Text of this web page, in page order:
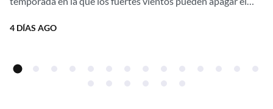
el 20% de descuento directo de
4 DÍAS AGO